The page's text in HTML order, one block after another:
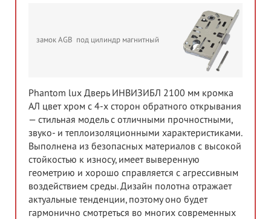
замок AGB под цилиндр магнитный
Phantom lux Дверь ИНВИЗИБЛ 2100 мм кромка
АЛ цвет хром c 4-x сторон обратного открывания
— стильная модель с отличными прочностными,
звуко- и теплоизоляционными характеристиками.
Выполнена из безопасных материалов с высокой
стойкостью к износу, имеет выверенную
геометрию и хорошо справляется с агрессивным
воздействием среды. Дизайн полотна отражает
актуальные тенденции, поэтому оно будет
гармонично смотреться во многих современных